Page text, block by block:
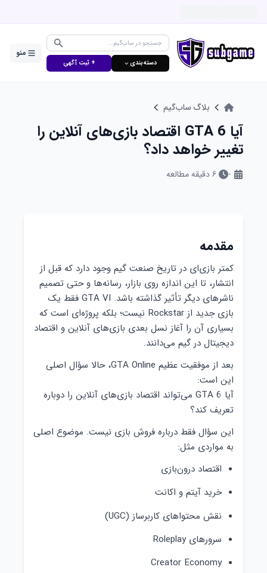
دسته‌بندی ⌵ + ثبت آگهی
منو
بلاگ ساب‌گیم
آیا GTA 6 اقتصاد بازی‌های آنلاین را
تغییر خواهد داد؟
- ۶دقیقه مطالعه
مقدمه
کمتر بازی‌ای در تاریخ صنعت گیم وجود دارد که قبل از
انتشار، تا این اندازه روی بازار، رسانه‌ها و حتی تصمیم
ناشرهای دیگر تأثیر گذاشته باشد. GTA VI فقط یک
بازی جدید از Rockstar نیست؛ بلکه پروژه‌ای است که
بسیاری آن را آغاز نسل بعدی بازی‌های آنلاین و اقتصاد
دیجیتال در گیم می‌دانند.
بعد از موفقیت عظیم GTA Online، حالا سؤال اصلی
این است:
آیا GTA 6 می‌تواند اقتصاد بازی‌های آنلاین را دوباره
تعریف کند؟
این سؤال فقط درباره فروش بازی نیست. موضوع اصلی
به مواردی مثل:
اقتصاد درون‌بازی
خرید آیتم و اکانت
نقش محتواهای کاربرساز (UGC)
سرورهای Roleplay
Creator Economy